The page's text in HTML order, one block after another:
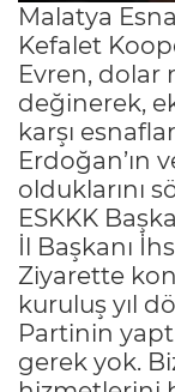
Malatya
Kefalet
Evren, dolar
değinerek,
karşı
Erdoğan’ın
olduklarını
ESKKK
İl Başkanı
Ziyarette
kuruluş yıl
Partinin
gerek yok.